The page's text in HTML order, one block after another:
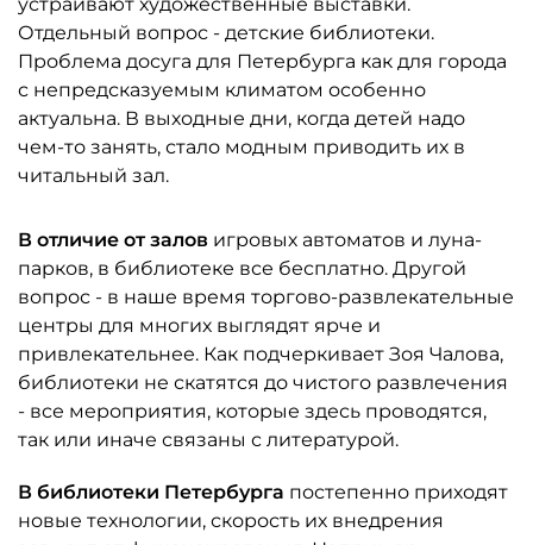
Отдельный вопрос - детские библиотеки.
Проблема досуга для Петербурга как для города
с непредсказуемым климатом особенно
актуальна. В выходные дни, когда детей надо
чем-то занять, стало модным приводить их в
читальный зал.
В отличие от залов игровых автоматов и луна-
парков, в библиотеке все бесплатно. Другой
вопрос - в наше время торгово-развлекательные
центры для многих выглядят ярче и
привлекательнее. Как подчеркивает Зоя Чалова,
библиотеки не скатятся до чистого развлечения
- все мероприятия, которые здесь проводятся,
так или иначе связаны с литературой.
В библиотеки Петербурга постепенно приходят
новые технологии, скорость их внедрения